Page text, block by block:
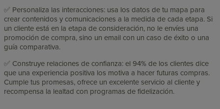
✅ Personaliza las interacciones: usa los datos de tu mapa para
crear contenidos y comunicaciones a la medida de cada etapa. Si
un cliente está en la etapa de consideración, no le envíes una
promoción de compra, sino un email con un caso de éxito o una
guía comparativa.
✅ Construye relaciones de confianza: el 94% de los clientes dice
que una experiencia positiva los motiva a hacer futuras compras.
Cumple tus promesas, ofrece un excelente servicio al cliente y
recompensa la lealtad con programas de fidelización.